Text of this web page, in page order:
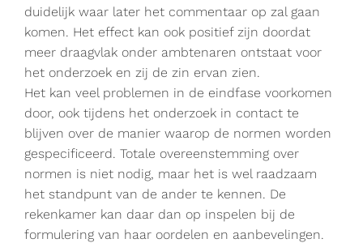
duidelijk waar later het commentaar op zal gaan
komen. Het effect kan ook positief zijn doordat
meer draagvlak onder ambtenaren ontstaat voor
het onderzoek en zij de zin ervan zien.
Het kan veel problemen in de eindfase voorkomen
door, ook tijdens het onderzoek in contact te
blijven over de manier waarop de normen worden
gespecificeerd. Totale overeenstemming over
normen is niet nodig, maar het is wel raadzaam
het standpunt van de ander te kennen. De
rekenkamer kan daar dan op inspelen bij de
formulering van haar oordelen en aanbevelingen.